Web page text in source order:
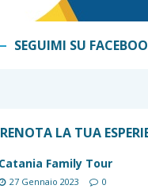
SEGUIMI SU
LA TUA
Catania Family Tour
27 Gennaio 2023 0